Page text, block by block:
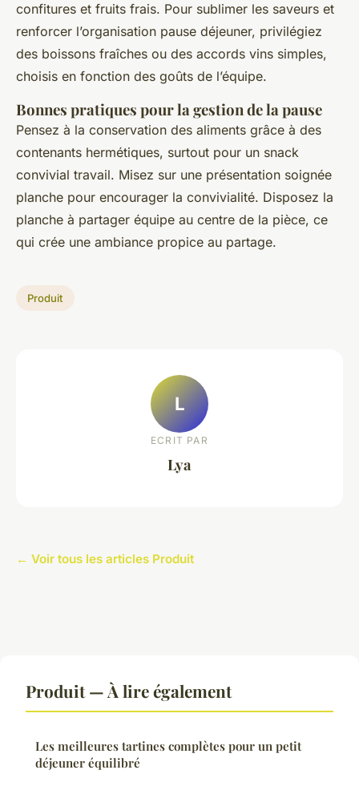
confitures et fruits frais. Pour sublimer les saveurs et
renforcer l’organisation pause déjeuner, privilégiez
des boissons fraîches ou des accords vins simples,
choisis en fonction des goûts de l’équipe.
Bonnes pratiques pour la gestion de la pause
Pensez à la conservation des aliments grâce à des
contenants hermétiques, surtout pour un snack
convivial travail. Misez sur une présentation soignée
planche pour encourager la convivialité. Disposez la
planche à partager équipe au centre de la pièce, ce
qui crée une ambiance propice au partage.
Produit
L
ECRIT PAR
Lya
← Voir tous les articles Produit
Produit — À lire également
Les meilleures tartines complètes pour un petit
déjeuner équilibré